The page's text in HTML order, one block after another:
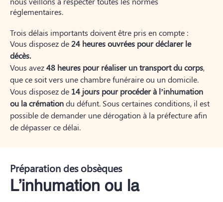
réglementaires.
Trois délais importants doivent être pris en compte :
Vous disposez de24 heures ouvrées pour déclarer le
décès.
Vous avez48 heures pour réaliser un transport du corps,
que ce soit vers une chambre funéraire ou un domicile.
Vous disposez de 14 jours pour procéder à l’inhumation
ou la crémationdu défunt. Sous certaines conditions, il est
possible de demander une dérogation à la préfecture afin
de dépasser ce délai.
Préparation des obsèques
L’inhumation ou la